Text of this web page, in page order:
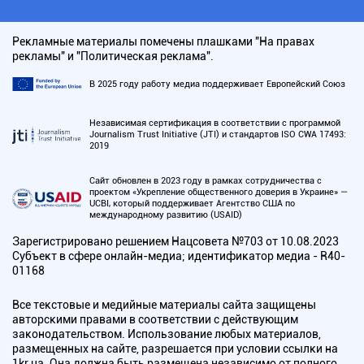
Рекламные материалы помечены плашками "На правах
рекламы" и "Политическая реклама".
В 2025 году работу медиа поддерживает Европейский Союз
Независимая сертификация в соответствии с программой
Journalism Trust Initiative (JTI) и стандартов ISO CWA 17493:
2019
Сайт обновлен в 2023 году в рамках сотрудничества с
проектом «Укрепление общественного доверия в Украине» —
UCBI, который поддерживает Агентство США по
международному развитию (USAID)
Зарегистрировано решением Нацсовета №703 от 10.08.2023
Субъект в сфере онлайн-медиа; идентификатор медиа - R40-
01168
Все текстовые и медийные материалы сайта защищены
авторскими правами в соответствии с действующим
законодательством. Использование любых материалов,
размещенных на сайте, разрешается при условии ссылки на